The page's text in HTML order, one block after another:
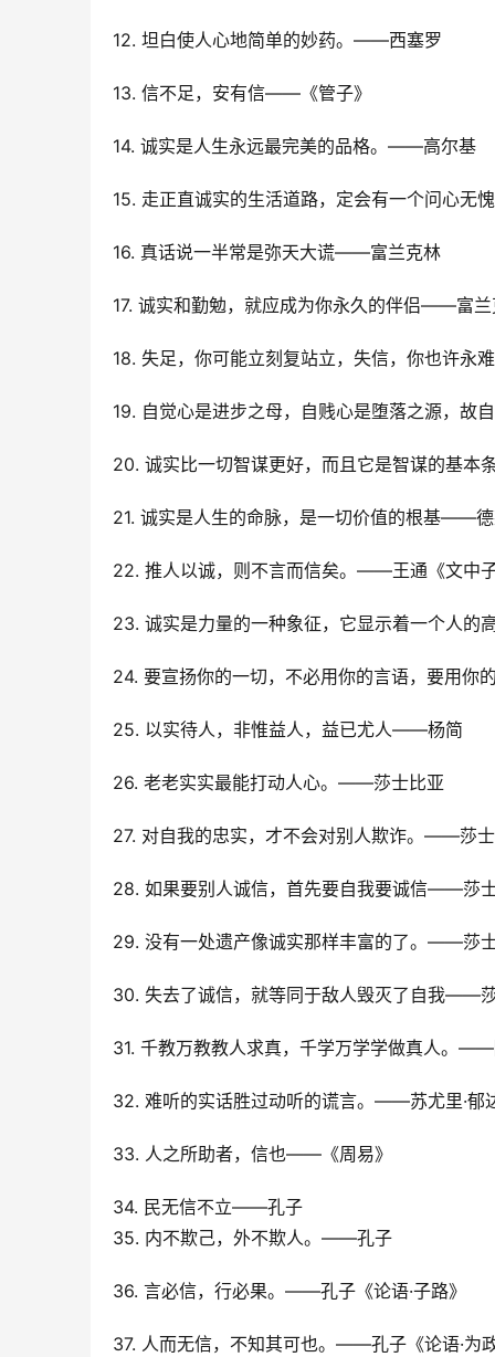
12. 坦白使人心地简单的妙药。——西塞罗
13. 信不足，安有信――《管子》
14. 诚实是人生永远最完美的品格。——高尔基
15. 走正直诚实的生活道路，定会有一个问心
16. 真话说一半常是弥天大谎――富兰克林
17. 诚实和勤勉，就应成为你永久的伴侣——富兰
18. 失足，你可能立刻复站立，失信，你也许
19. 自觉心是进步之母，自贱心是堕落之源，
20. 诚实比一切智谋更好，而且它是智谋的基本
21. 诚实是人生的命脉，是一切价值的根基——
22. 推人以诚，则不言而信矣。――王通《文中子
23. 诚实是力量的一种象征，它显示着一个人
24. 要宣扬你的一切，不必用你的言语，要用
25. 以实待人，非惟益人，益已尤人——杨简
26. 老老实实最能打动人心。——莎士比亚
27. 对自我的忠实，才不会对别人欺诈。——莎
28. 如果要别人诚信，首先要自我要诚信――莎
29. 没有一处遗产像诚实那样丰富的了。——莎
30. 失去了诚信，就等同于敌人毁灭了自我――
31. 千教万教教人求真，千学万学学做真人。
32. 难听的实话胜过动听的谎言。——苏尤里·郁
33. 人之所助者，信也――《周易》
34. 民无信不立――孔子
35. 内不欺己，外不欺人。——孔子
36. 言必信，行必果。――孔子《论语·子路》
37. 人而无信，不知其可也。――孔子《论语·为政